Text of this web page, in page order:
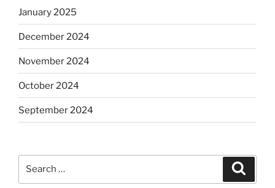
January 2025
December 2024
November 2024
October 2024
September 2024